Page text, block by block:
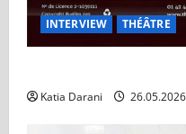
INTERVIEW THÉÂTRE
Katia Darani 26.05.2026